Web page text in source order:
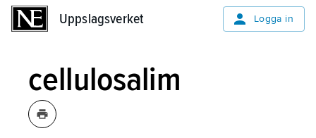
Uppslagsverket Logga in
cellulosalim